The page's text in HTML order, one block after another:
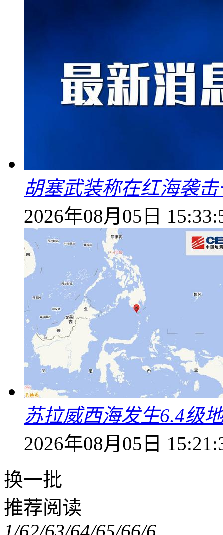
胡塞武装称在红海袭
2026年08月05日
苏拉威西海发生6.4级
2026年08月05日
换一批
推荐阅读
1/62/63/64/65/66/6